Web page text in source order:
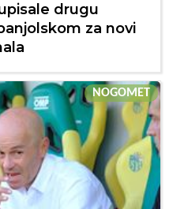
drugu
za novi
NOGOMET